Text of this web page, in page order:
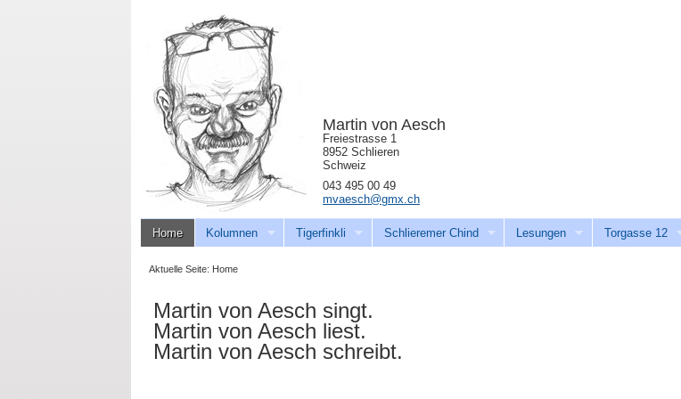
Home Kolumnen Tigerfinkli Schlieremer Chind Lesungen Torgasse 12
Martin von Aesch
Freiestrasse 1
8952 Schlieren
Schweiz
043 495 00 49
mvaesch@gmx.ch
Aktuelle Seite: Home
Martin von Aesch singt.
Martin von Aesch liest.
Martin von Aesch schreibt.